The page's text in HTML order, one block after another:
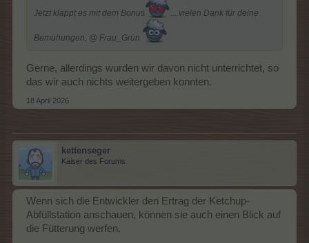
und hier aus der Chronik:
Jetzt war ich einmal neugierig und habe die Polterkürbis-Höhle
abgerissen, um mir anzeigen zu lassen,
was genau im Tool-Tip geschrieben steht:
Jetzt klappt es mit dem Bonus ....vielen Dank für deine
Bemühungen, @ Frau_Grün
Gerne, allerdings wurden wir davon nicht unterrichtet, so
das wir auch nichts weitergeben konnten.
18 April 2026
kettenseger
Kaiser des Forums
Wenn sich die Entwickler den Ertrag der Ketchup-
Abfüllstation anschauen, können sie auch einen Blick auf
die Fütterung werfen.